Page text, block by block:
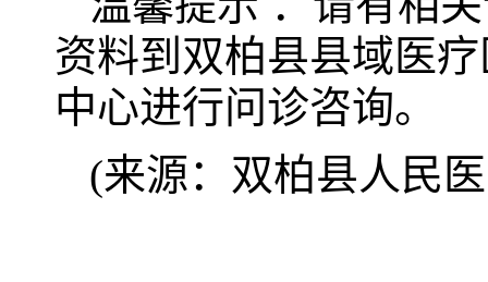
资料到双柏县县域医
中心进行问诊咨询。
(来源：双柏县人民